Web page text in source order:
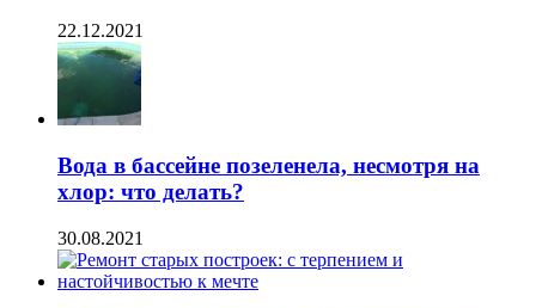
22.12.2021
Вода в бассейне позеленела, несмотря на
хлор: что делать?
30.08.2021